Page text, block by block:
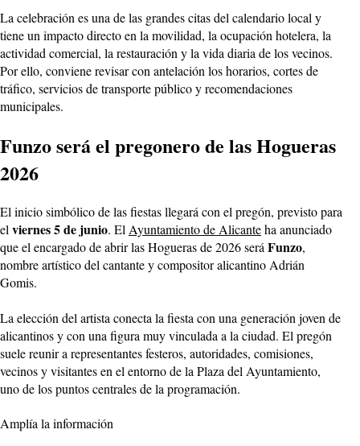
La celebración es una de las grandes citas del calendario local y
tiene un impacto directo en la movilidad, la ocupación hotelera, la
actividad comercial, la restauración y la vida diaria de los vecinos.
Por ello, conviene revisar con antelación los horarios, cortes de
tráfico, servicios de transporte público y recomendaciones
municipales.
Funzo será el pregonero de las Hogueras
2026
El inicio simbólico de las fiestas llegará con el pregón, previsto para
el viernes 5 de junio. El Ayuntamiento de Alicanteha anunciado
que el encargado de abrir las Hogueras de 2026 será Funzo,
nombre artístico del cantante y compositor alicantino Adrián
Gomis.
La elección del artista conecta la fiesta con una generación joven de
alicantinos y con una figura muy vinculada a la ciudad. El pregón
suele reunir a representantes festeros, autoridades, comisiones,
vecinos y visitantes en el entorno de la Plaza del Ayuntamiento,
uno de los puntos centrales de la programación.
Amplía la información